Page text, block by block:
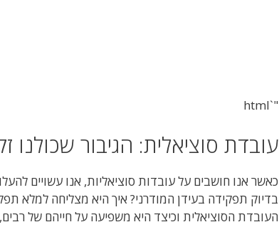
"`html
עובדת סוציאלית: הגיבור שכולנו
כאשר אנו חושבים על עובדות סוציאליות, אנו עשויים
בדיוק תפקידה בעידן המודרני? איך היא מצליחה למלא
העובדת הסוציאלית וכיצד היא משפיעה על חייהם של